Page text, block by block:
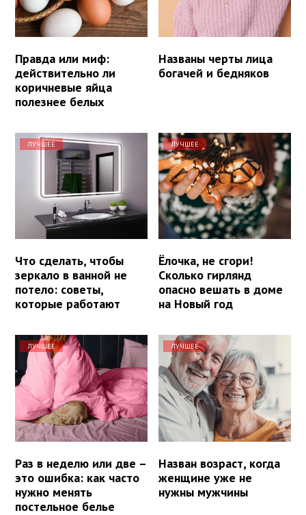
Правда или миф:
действительно ли
коричневые яйца
полезнее белых
Названы черты лица
богачей и бедняков
ЛУЧШЕЕ
Что сделать, чтобы
зеркало в ванной не
потело: советы,
которые работают
ЛУЧШЕЕ
Ёлочка, не сгори!
Сколько гирлянд
опасно вешать в доме
на Новый год
ЛУЧШЕЕ
Раз в неделю или две –
это ошибка: как часто
нужно менять
постельное белье
ЛУЧШЕЕ
Назван возраст, когда
женщине уже не
нужны мужчины